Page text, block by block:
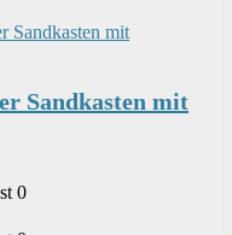
Sandkasten mit
0